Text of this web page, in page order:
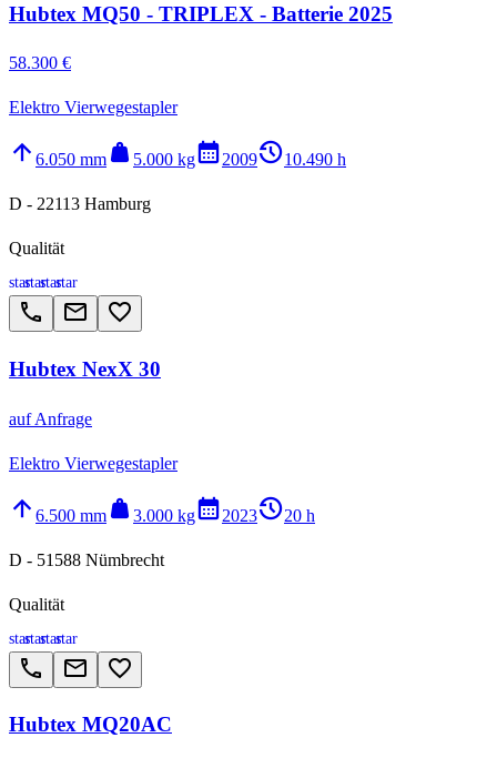
Hubtex MQ50 - TRIPLEX - Batterie 2025
58.300 €
Elektro Vierwegestapler
arrow_upward 6.050 mm weight 5.000 kgcalendar_month2009history_210.490 h
D - 22113 Hamburg
Qualität
starstarstarstar
call email favorite_border
Hubtex NexX 30
auf Anfrage
Elektro Vierwegestapler
arrow_upward 6.500 mm weight 3.000 kgcalendar_month2023history_220 h
D - 51588 Nümbrecht
Qualität
starstarstarstar
call email favorite_border
Hubtex MQ20AC